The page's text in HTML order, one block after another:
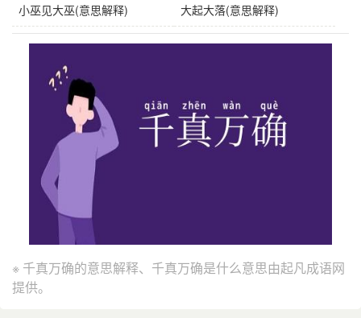
小巫见大巫(意思解释) 大起大落(意思解释)
※ 千真万确的意思解释、千真万确是什么意思由起凡成语网
提供。